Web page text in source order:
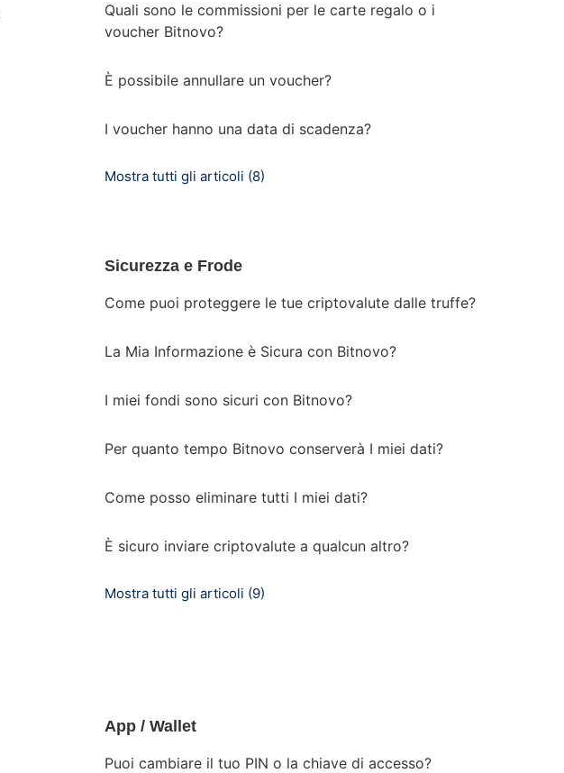
Quali sono le commissioni per le carte regalo o i
voucher Bitnovo?
È possibile annullare un voucher?
I voucher hanno una data di scadenza?
Mostra tutti gli articoli (8)
Sicurezza e Frode
Come puoi proteggere le tue criptovalute dalle truffe?
La Mia Informazione è Sicura con Bitnovo?
I miei fondi sono sicuri con Bitnovo?
Per quanto tempo Bitnovo conserverà I miei dati?
Come posso eliminare tutti I miei dati?
È sicuro inviare criptovalute a qualcun altro?
Mostra tutti gli articoli (9)
App / Wallet
Puoi cambiare il tuo PIN o la chiave di accesso?